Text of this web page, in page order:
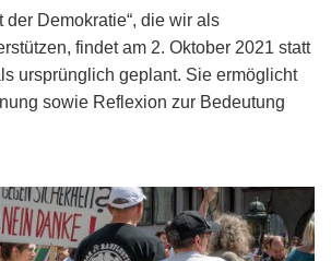
der Demokratie“, die wir als
findet am 2. Oktober 2021 statt
ursprünglich geplant. Sie ermöglicht
sowie Reflexion zur Bedeutung